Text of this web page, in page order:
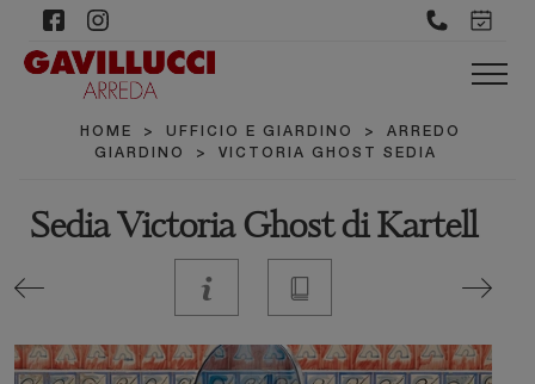
HOME > UFFICIO E GIARDINO >
ARREDO
GIARDINO
> VICTORIA GHOST SEDIA
Sedia Victoria Ghost di Kartell